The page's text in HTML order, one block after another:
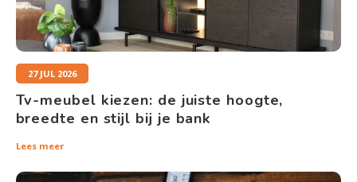
Eetkamerstoelen
Eetkamertafels
Fauteuils
Kasten
27 JUL 2026
Tv-meubel kiezen: de juiste hoogte,
breedte en stijl bij je bank
Lees meer